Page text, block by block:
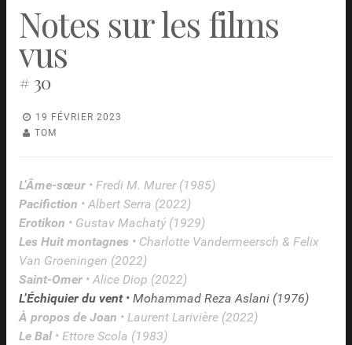
Notes sur les films
vus
# 30
19 FÉVRIER 2023
TOM
L’Âme-sœur • Fredi M. Murer (1985)
Pacifiction • Albert Serra (2022)
Erotikon • Gustav Machatý (1929)
Les Huit montagnes • Charlotte Vandermeersch & Felix
Van Groeningen (2022)
Saint-Omer • Alice Diop (2022)
L’Échiquier du vent• Mohammad Reza Aslani (1976)
À propos de Joan • Laurent Larivière (2022)
Le Bal• Ettore Scola (1983)